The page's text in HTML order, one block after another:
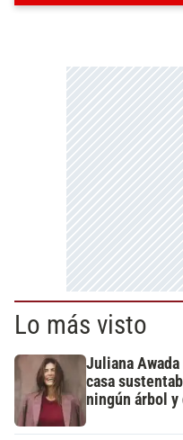
Lo más visto
Juliana
casa
ningún árbol y